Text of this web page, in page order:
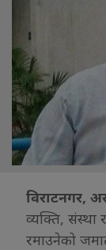
विराटनगर,
व्यक्ति, संस्था
रमाउनेको